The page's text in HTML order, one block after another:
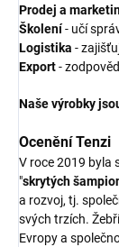
Prodej a
Školení- učí
Logistika -
Export-
Naše výrobky
Ocenění Tenzi
V roce 2019 byla
"skrytých
a rozvoj, tj.
svých trzích.
Evropy a